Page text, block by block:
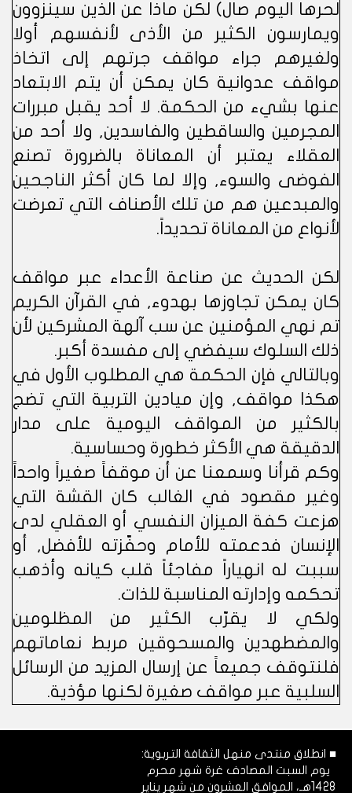
لحرها اليوم صال) لكن ماذا عن الذين سينزوون
ويمارسون الكثير من الأذى لأنفسهم أولا
ولغيرهم جراء مواقف جرتهم إلى اتخاذ
مواقف عدوانية كان يمكن أن يتم الابتعاد
عنها بشيء من الحكمة. لا أحد يقبل مبررات
المجرمين والساقطين والفاسدين, ولا أحد من
العقلاء يعتبر أن المعاناة بالضرورة تصنع
الفوضى والسوء, وإلا لما كان أكثر الناجحين
والمبدعين هم من تلك الأصناف التي تعرضت
لأنواع من المعاناة تحديداً.
لكن الحديث عن صناعة الأعداء عبر مواقف
كان يمكن تجاوزها بهدوء, في القرآن الكريم
تم نهي المؤمنين عن سب آلهة المشركين لأن
ذلك السلوك سيفضي إلى مفسدة أكبر.
وبالتالي فإن الحكمة هي المطلوب الأول في
هكذا مواقف, وإن ميادين التربية التي تضج
بالكثير من المواقف اليومية على مدار
الدقيقة هي الأكثر خطورة وحساسية.
وكم قرأنا وسمعنا عن أن موقفاً صغيراً واحداً
وغير مقصود في الغالب كان القشة التي
هزعت كفة الميزان النفسي أو العقلي لدى
الإنسان فدعمته للأمام وحفّزته للأفضل, أو
سببت له انهياراً مفاجئاً قلب كيانه وأذهب
تحكمه وإدارته المناسبة للذات.
ولكي لا يقرّب الكثير من المظلومين
والمضطهدين والمسحوقين مربط نعاماتهم
فلنتوقف جميعاً عن إرسال المزيد من الرسائل
السلبية عبر مواقف صغيرة لكنها مؤذية.
■ انطلاق منتدى منهل الثقافة التربوية:
يوم السبت المصادف غرة شهر محرم
1428هـ، الموافق العشرون من شهر يناير